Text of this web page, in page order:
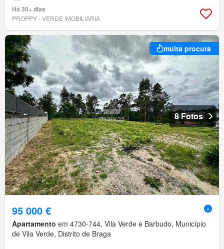
Há 30+ dias
PROPPY - VERDE IMOBILIARIA
muita procura
8 Fotos
95 000 €
Apartamento em 4730-744, Vila Verde e Barbudo, Município
de Vila Verde, Distrito de Braga